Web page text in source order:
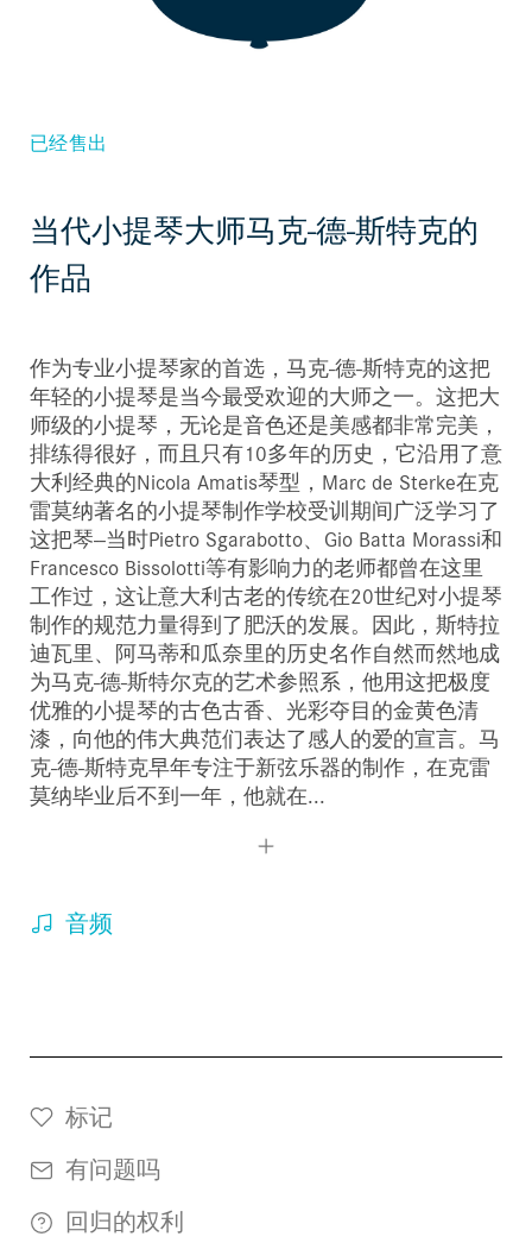
已经售出
当代小提琴大师马克-德-斯特克的
作品
作为专业小提琴家的首选，马克-德-斯特克的这把
年轻的小提琴是当今最受欢迎的大师之一。这把大
师级的小提琴，无论是音色还是美感都非常完美，
排练得很好，而且只有10多年的历史，它沿用了意
大利经典的Nicola Amatis琴型，Marc de Sterke在克
雷莫纳著名的小提琴制作学校受训期间广泛学习了
这把琴--当时Pietro Sgarabotto、Gio Batta Morassi和
Francesco Bissolotti等有影响力的老师都曾在这里
工作过，这让意大利古老的传统在20世纪对小提琴
制作的规范力量得到了肥沃的发展。因此，斯特拉
迪瓦里、阿马蒂和瓜奈里的历史名作自然而然地成
为马克-德-斯特尔克的艺术参照系，他用这把极度
优雅的小提琴的古色古香、光彩夺目的金黄色清
漆，向他的伟大典范们表达了感人的爱的宣言。马
克-德-斯特克早年专注于新弦乐器的制作，在克雷
莫纳毕业后不到一年，他就在...
音频
标记
有问题吗
回归的权利